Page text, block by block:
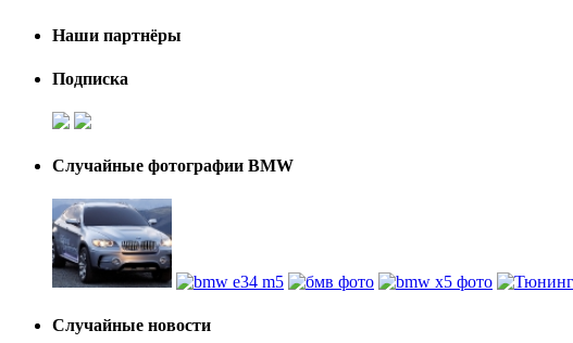
Наши партнёры
Подписка
Случайные фотографии BMW
Случайные новости